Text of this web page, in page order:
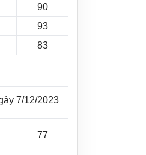
90
93
83
7/12/2023
77